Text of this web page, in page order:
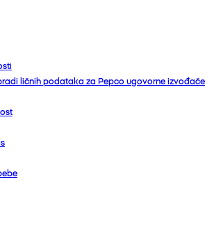
ličnih podataka za Pepco ugovorne izvođače